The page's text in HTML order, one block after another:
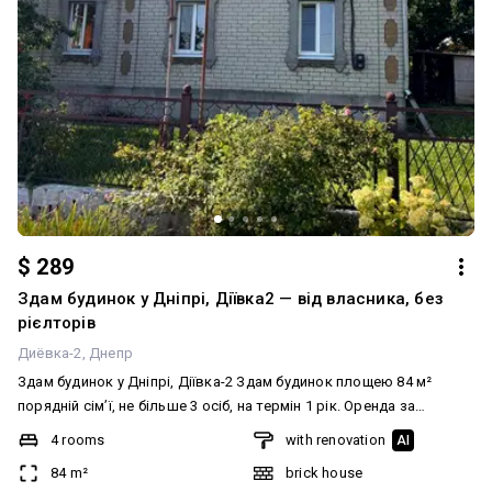
$ 289
Здам будинок у Дніпрі, Діївка2 — від власника, без
рієлторів
Диёвка-2 Днепр
Здам будинок у Дніпрі, Діївка-2 Здам будинок площею 84 м²
порядній сім’ї, не більше 3 осіб, на термін 1 рік. Оренда за
договором. У будинку 4 житлові кімнати з меблями +кухня,
газова плита, мікрохвильовка, електрочайник, праска, пилосос,
4 rooms
84 m²
with renovation AI
brick house